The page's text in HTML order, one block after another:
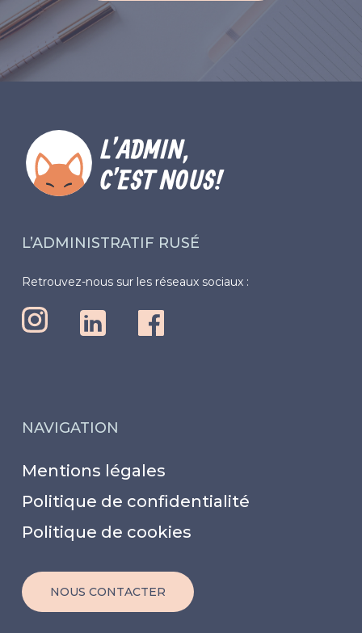
L’ADMINISTRATIF RUSÉ
Retrouvez-nous sur les réseaux sociaux :
NAVIGATION
Mentions légales
Politique de confidentialité
Politique de cookies
NOUS CONTACTER